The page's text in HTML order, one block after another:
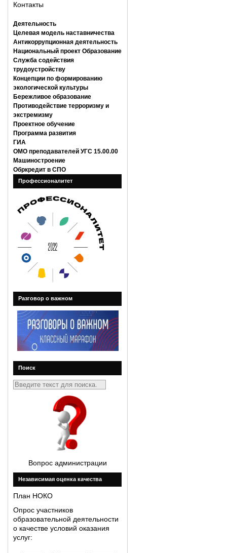
Контакты
Деятельность
Целевая модель наставничества
Антикоррупционная деятельность
Национальный проект Образование
Служба содействия
трудоустройству
Концепции по формированию
экологической культуры
Бережливое образование
Противодействие терроризму и
экстремизму
Проектное обучение
Программа развития
ГИА
ОМО преподавателей УГС 15.00.00
Машиностроение
Обркредит в СПО
Профессионалитет
Разговор о важном
Поиск
Вопрос администрации
Незавиcимая оценка качества
План НОКО
Опрос участников
образовательной деятельности
о качестве условий оказания
услуг: